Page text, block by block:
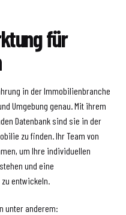
für
in der Immobilienbranche
Umgebung genau. Mit ihrem
Datenbank sind sie in der
zu finden. Ihr Team von
um Ihre individuellen
und eine
entwickeln.
unter anderem: